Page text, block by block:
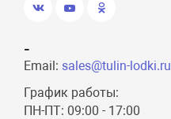
-
Email: sales@tulin-lodki.ru
График работы:
ПН-ПТ: 09:00 - 17:00